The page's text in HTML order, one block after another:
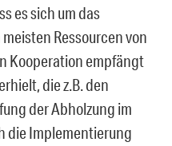
es sich um das
Ressourcen von
Kooperation empfängt
die z.B. den
der Abholzung im
die Implementierung